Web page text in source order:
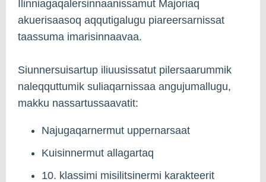
Ilinniagaqalersinnaanissamut Majoriaq
akuerisaasoq aqqutigalugu piareersarnissat
taassuma imarisinnaavaa.
Siunnersuisartup iliuusissatut pilersaarummik
naleqquttumik suliaqarnissaa angujumallugu,
makku nassartussaavatit:
Najugaqarnermut uppernarsaat
Kuisinnermut allagartaq
10. klassimi misilitsinermi karakteerit